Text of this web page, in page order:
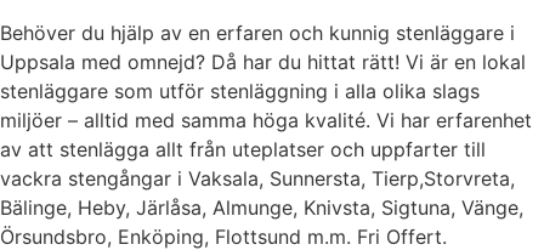
Behöver du hjälp av en erfaren och kunnig stenläggare i
Uppsala med omnejd? Då har du hittat rätt! Vi är en lokal
stenläggare som utför stenläggning i alla olika slags
miljöer – alltid med samma höga kvalité. Vi har erfarenhet
av att stenlägga allt från uteplatser och uppfarter till
vackra stengångar i Vaksala, Sunnersta, Tierp,Storvreta,
Bälinge, Heby, Järlåsa, Almunge, Knivsta, Sigtuna, Vänge,
Örsundsbro, Enköping, Flottsund m.m. Fri Offert.